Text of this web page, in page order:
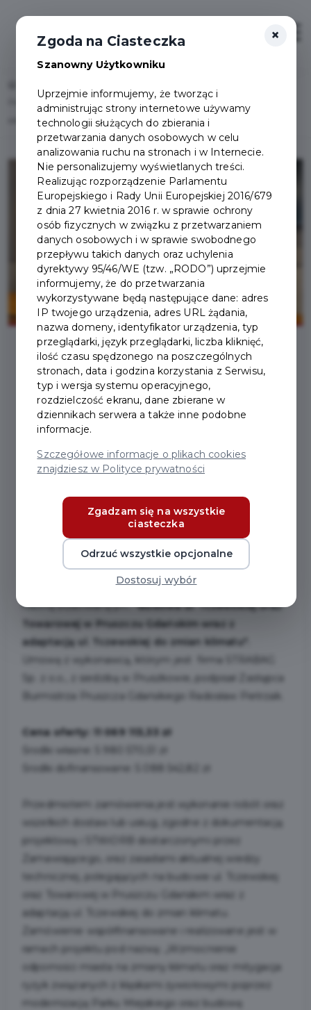
Podpisanie umowy na budowę ul. Tczewskiej oraz Towarowej wraz z
adaptacją do zmian klimatu
2026-05-12
PODPISANIE UMOWY NA
BUDOWĘ UL.
TCZEWSKIEJ ORAZ
ADAPTACJĄ DO ZMIAN
KLIMATU
W dniu 12 maja 2026 r. zawarta została umowa na
robotę budowlaną pn.:"Budowa ul. Tczewskiej oraz
Towarowej w Pruszczu Gdańskim wraz z
adaptacją ul. Tczewskiej do zmian klimatu".
Umowę z wykonawcą, którym jest firma STRABAG
Sp. z o.o., z siedzibą w Pruszkowie, podpisał Zastępca
Burmistrza Pruszcza Gdańskiego Radosław Pietrzak.
Cena oferty: 11 069 113,33 zł
Środki własne: 5 980 570,51 zł
Środki dofinansowane: 5 088 542,82 zł
Przedmiotem zamówienia jest wykonanie robót oraz
wszelkich dostaw lub usług, zgodne z dokumentacją
projektową i STWiORB dostarczonymi przez
Zamawiającego, oraz zasadami aktualnej wiedzy
technicznej, polegających na budowie ul. Tczewskiej
oraz Towarowej w Pruszczu Gdańskim wraz z
adaptacją ul. Tczewskiej do zmian klimatu.
Zamówienie współfinansowane i realizowane jest w
ramach projektu pod nazwą: „Wzmocnienie
odporności miasta na zmiany klimatu oraz mitygacja
ryzyk związanych z klęskami żywiołowymi poprzez
modernizację Parku Miejskiego oraz budowę
×
Zgoda na Ciasteczka
Szanowny Użytkowniku
Uprzejmie informujemy, że tworząc i
administrując strony internetowe używamy
technologii służących do zbierania i
przetwarzania danych osobowych w celu
analizowania ruchu na stronach i w Internecie.
Nie personalizujemy wyświetlanych treści.
Realizując rozporządzenie Parlamentu
Europejskiego i Rady Unii Europejskiej 2016/679
z dnia 27 kwietnia 2016 r. w sprawie ochrony
osób fizycznych w związku z przetwarzaniem
danych osobowych i w sprawie swobodnego
przepływu takich danych oraz uchylenia
dyrektywy 95/46/WE (tzw. „RODO”) uprzejmie
informujemy, że do przetwarzania
wykorzystywane będą następujące dane: adres
IP twojego urządzenia, adres URL żądania,
nazwa domeny, identyfikator urządzenia, typ
przeglądarki, język przeglądarki, liczba kliknięć,
ilość czasu spędzonego na poszczególnych
stronach, data i godzina korzystania z Serwisu,
typ i wersja systemu operacyjnego,
rozdzielczość ekranu, dane zbierane w
dziennikach serwera a także inne podobne
informacje.
Szczegółowe informacje o plikach cookies
znajdziesz w Polityce prywatności
Zgadzam się na wszystkie
ciasteczka
Odrzuć wszystkie opcjonalne
Dostosuj wybór